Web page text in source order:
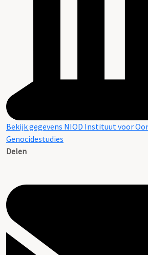
Bekijk gegevens NIOD Instituut voor
Genocidestudies
Delen